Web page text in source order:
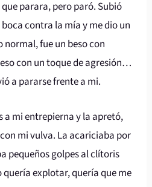
parara, pero paró. Subió
contra la mía y me dio un
normal, fue un beso con
con un toque de agresión…
a pararse frente a mi.
a mi entrepierna y la apretó,
mi vulva. La acariciaba por
pequeños golpes al clítoris
quería explotar, quería que me